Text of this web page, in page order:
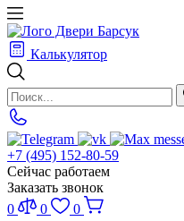
Калькулятор
+7 (495) 152-80-59
Сейчас работаем
Заказать звонок
0
0
0